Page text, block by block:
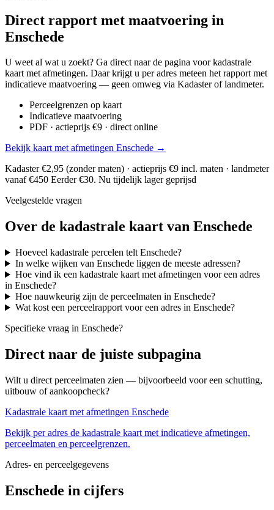
Direct rapport met maatvoering in
Enschede
U weet al wat u zoekt? Ga direct naar de pagina voor kadastrale
kaart met afmetingen. Daar krijgt u per adres meteen het rapport met
indicatieve maatvoering — geen omweg via Kadaster of landmeter.
Perceelgrenzen op kaart
Indicatieve maatvoering
PDF · actieprijs €9 · direct online
Bekijk kaart met afmetingen Enschede →
Kadaster €2,95 (zonder maten) · actieprijs €9 incl. maten · landmeter
vanaf €450 Eerder €30. Nu tijdelijk lager geprijsd
Veelgestelde vragen
Over de kadastrale kaart van Enschede
Hoeveel kadastrale percelen telt Enschede?
In welke wijken van Enschede liggen de meeste adressen?
Hoe vind ik een kadastrale kaart met afmetingen voor een adres
in Enschede?
Hoe nauwkeurig zijn de perceelmaten in Enschede?
Wat kost een perceelrapport voor een adres in Enschede?
Specifieke vraag in Enschede?
Direct naar de juiste subpagina
Wilt u direct perceelmaten zien — bijvoorbeeld voor een schutting,
uitbouw of aankoopcheck?
Kadastrale kaart met afmetingen Enschede
Bekijk per adres de kadastrale kaart met indicatieve afmetingen,
perceelmaten en perceelgrenzen.
Adres- en perceelgegevens
Enschede in cijfers